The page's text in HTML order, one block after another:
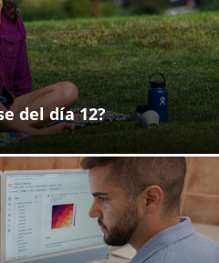
del día 12?